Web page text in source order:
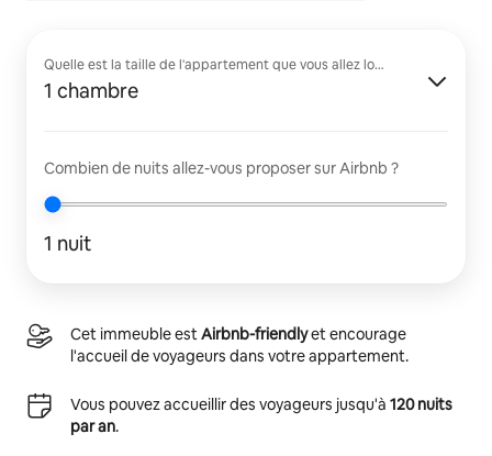
Quelle est la taille de l'appartement que vous allez louer ?
1 chambre
Combien de nuits allez-vous proposer sur Airbnb ?
1 nuit
Cet immeuble estAirbnb-friendlyet encourage
l'accueil de voyageurs dans votre appartement.
Vous pouvez accueillir des voyageurs jusqu'à 120 nuits
par an.